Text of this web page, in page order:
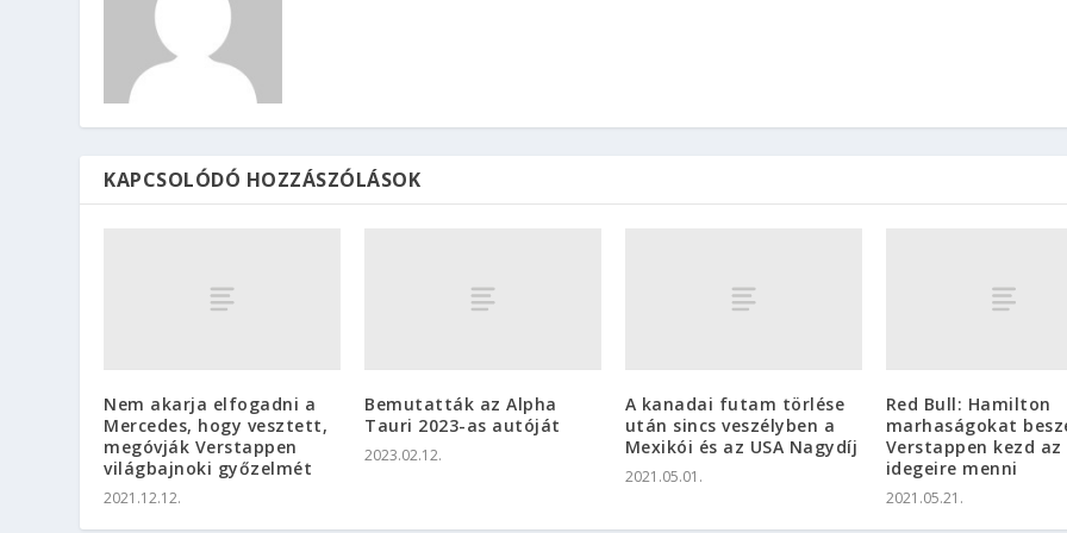
KAPCSOLÓDÓ HOZZÁSZÓLÁSOK
Nem akarja elfogadni a
Mercedes, hogy vesztett,
megóvják Verstappen
világbajnoki győzelmét
2021.12.12.
Bemutatták az Alpha
Tauri 2023-as autóját
2023.02.12.
A kanadai futam törlése
után sincs veszélyben a
Mexikói és az USA Nagydíj
2021.05.01.
Red Bull: Hamilton
marhaságokat
Verstappen kezd az
idegeire menni
2021.05.21.